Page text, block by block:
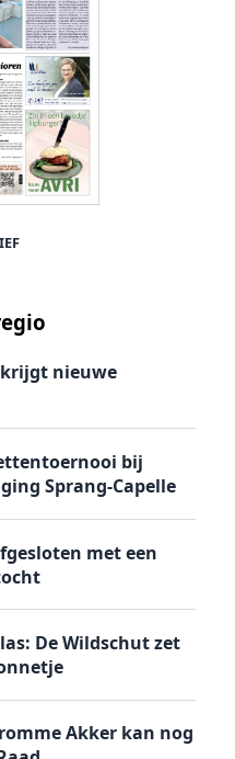
krijgt nieuwe
bij
Sprang-Capelle
met een
De Wildschut zet
Akker kan nog